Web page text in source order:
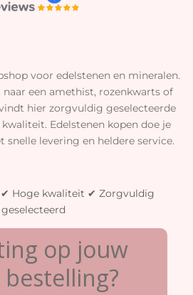
voor edelstenen en mineralen.
een amethist, rozenkwarts of
hier zorgvuldig geselecteerde
Edelstenen kopen doe je
snelle levering en heldere service.
Hoge kwaliteit ✔ Zorgvuldig
geselecteerd
op jouw